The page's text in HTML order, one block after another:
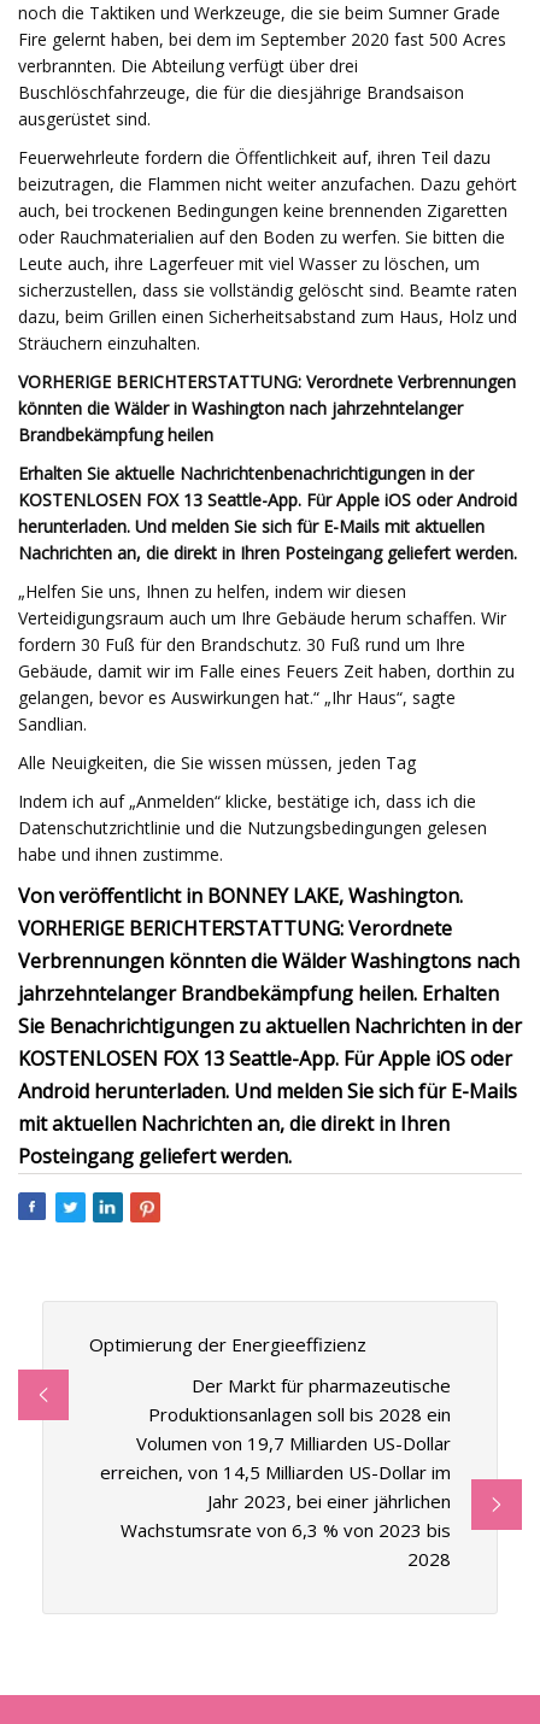
noch die Taktiken und Werkzeuge, die sie beim Sumner Grade
Fire gelernt haben, bei dem im September 2020 fast 500 Acres
verbrannten. Die Abteilung verfügt über drei
Buschlöschfahrzeuge, die für die diesjährige Brandsaison
ausgerüstet sind.
Feuerwehrleute fordern die Öffentlichkeit auf, ihren Teil dazu
beizutragen, die Flammen nicht weiter anzufachen. Dazu gehört
auch, bei trockenen Bedingungen keine brennenden Zigaretten
oder Rauchmaterialien auf den Boden zu werfen. Sie bitten die
Leute auch, ihre Lagerfeuer mit viel Wasser zu löschen, um
sicherzustellen, dass sie vollständig gelöscht sind. Beamte raten
dazu, beim Grillen einen Sicherheitsabstand zum Haus, Holz und
Sträuchern einzuhalten.
VORHERIGE BERICHTERSTATTUNG: Verordnete Verbrennungen
könnten die Wälder in Washington nach jahrzehntelanger
Brandbekämpfung heilen
Erhalten Sie aktuelle Nachrichtenbenachrichtigungen in der
KOSTENLOSEN FOX 13 Seattle-App. Für Apple iOS oder Android
herunterladen. Und melden Sie sich für E-Mails mit aktuellen
Nachrichten an, die direkt in Ihren Posteingang geliefert werden.
„Helfen Sie uns, Ihnen zu helfen, indem wir diesen
Verteidigungsraum auch um Ihre Gebäude herum schaffen. Wir
fordern 30 Fuß für den Brandschutz. 30 Fuß rund um Ihre
Gebäude, damit wir im Falle eines Feuers Zeit haben, dorthin zu
gelangen, bevor es Auswirkungen hat.“ „Ihr Haus“, sagte
Sandlian.
Alle Neuigkeiten, die Sie wissen müssen, jeden Tag
Indem ich auf „Anmelden“ klicke, bestätige ich, dass ich die
Datenschutzrichtlinie und die Nutzungsbedingungen gelesen
habe und ihnen zustimme.
Von veröffentlicht in BONNEY LAKE, Washington.
VORHERIGE BERICHTERSTATTUNG: Verordnete
Verbrennungen könnten die Wälder Washingtons nach
jahrzehntelanger Brandbekämpfung heilen. Erhalten
Sie Benachrichtigungen zu aktuellen Nachrichten in der
KOSTENLOSEN FOX 13 Seattle-App. Für Apple iOS oder
Android herunterladen. Und melden Sie sich für E-Mails
mit aktuellen Nachrichten an, die direkt in Ihren
Posteingang geliefert werden.
Optimierung der Energieeffizienz
Der Markt für pharmazeutische
Produktionsanlagen soll bis 2028 ein
Volumen von 19,7 Milliarden US-Dollar
erreichen, von 14,5 Milliarden US-Dollar im
Jahr 2023, bei einer jährlichen
Wachstumsrate von 6,3 % von 2023 bis
2028